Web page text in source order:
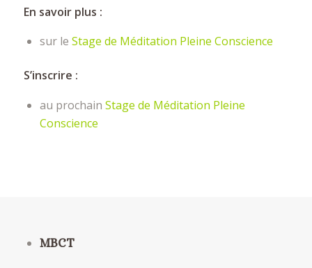
En savoir plus :
sur le Stage de Méditation Pleine Conscience
S’inscrire :
au prochain Stage de Méditation Pleine
Conscience
MBCT